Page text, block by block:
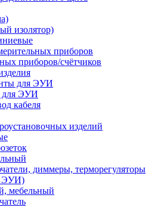
изолятор)
приборов
приборов/счётчиков
для ЭУИ
для ЭУИ
кабеля
изделий
диммеры, терморегуляторы
ЭУИ)
мебельный